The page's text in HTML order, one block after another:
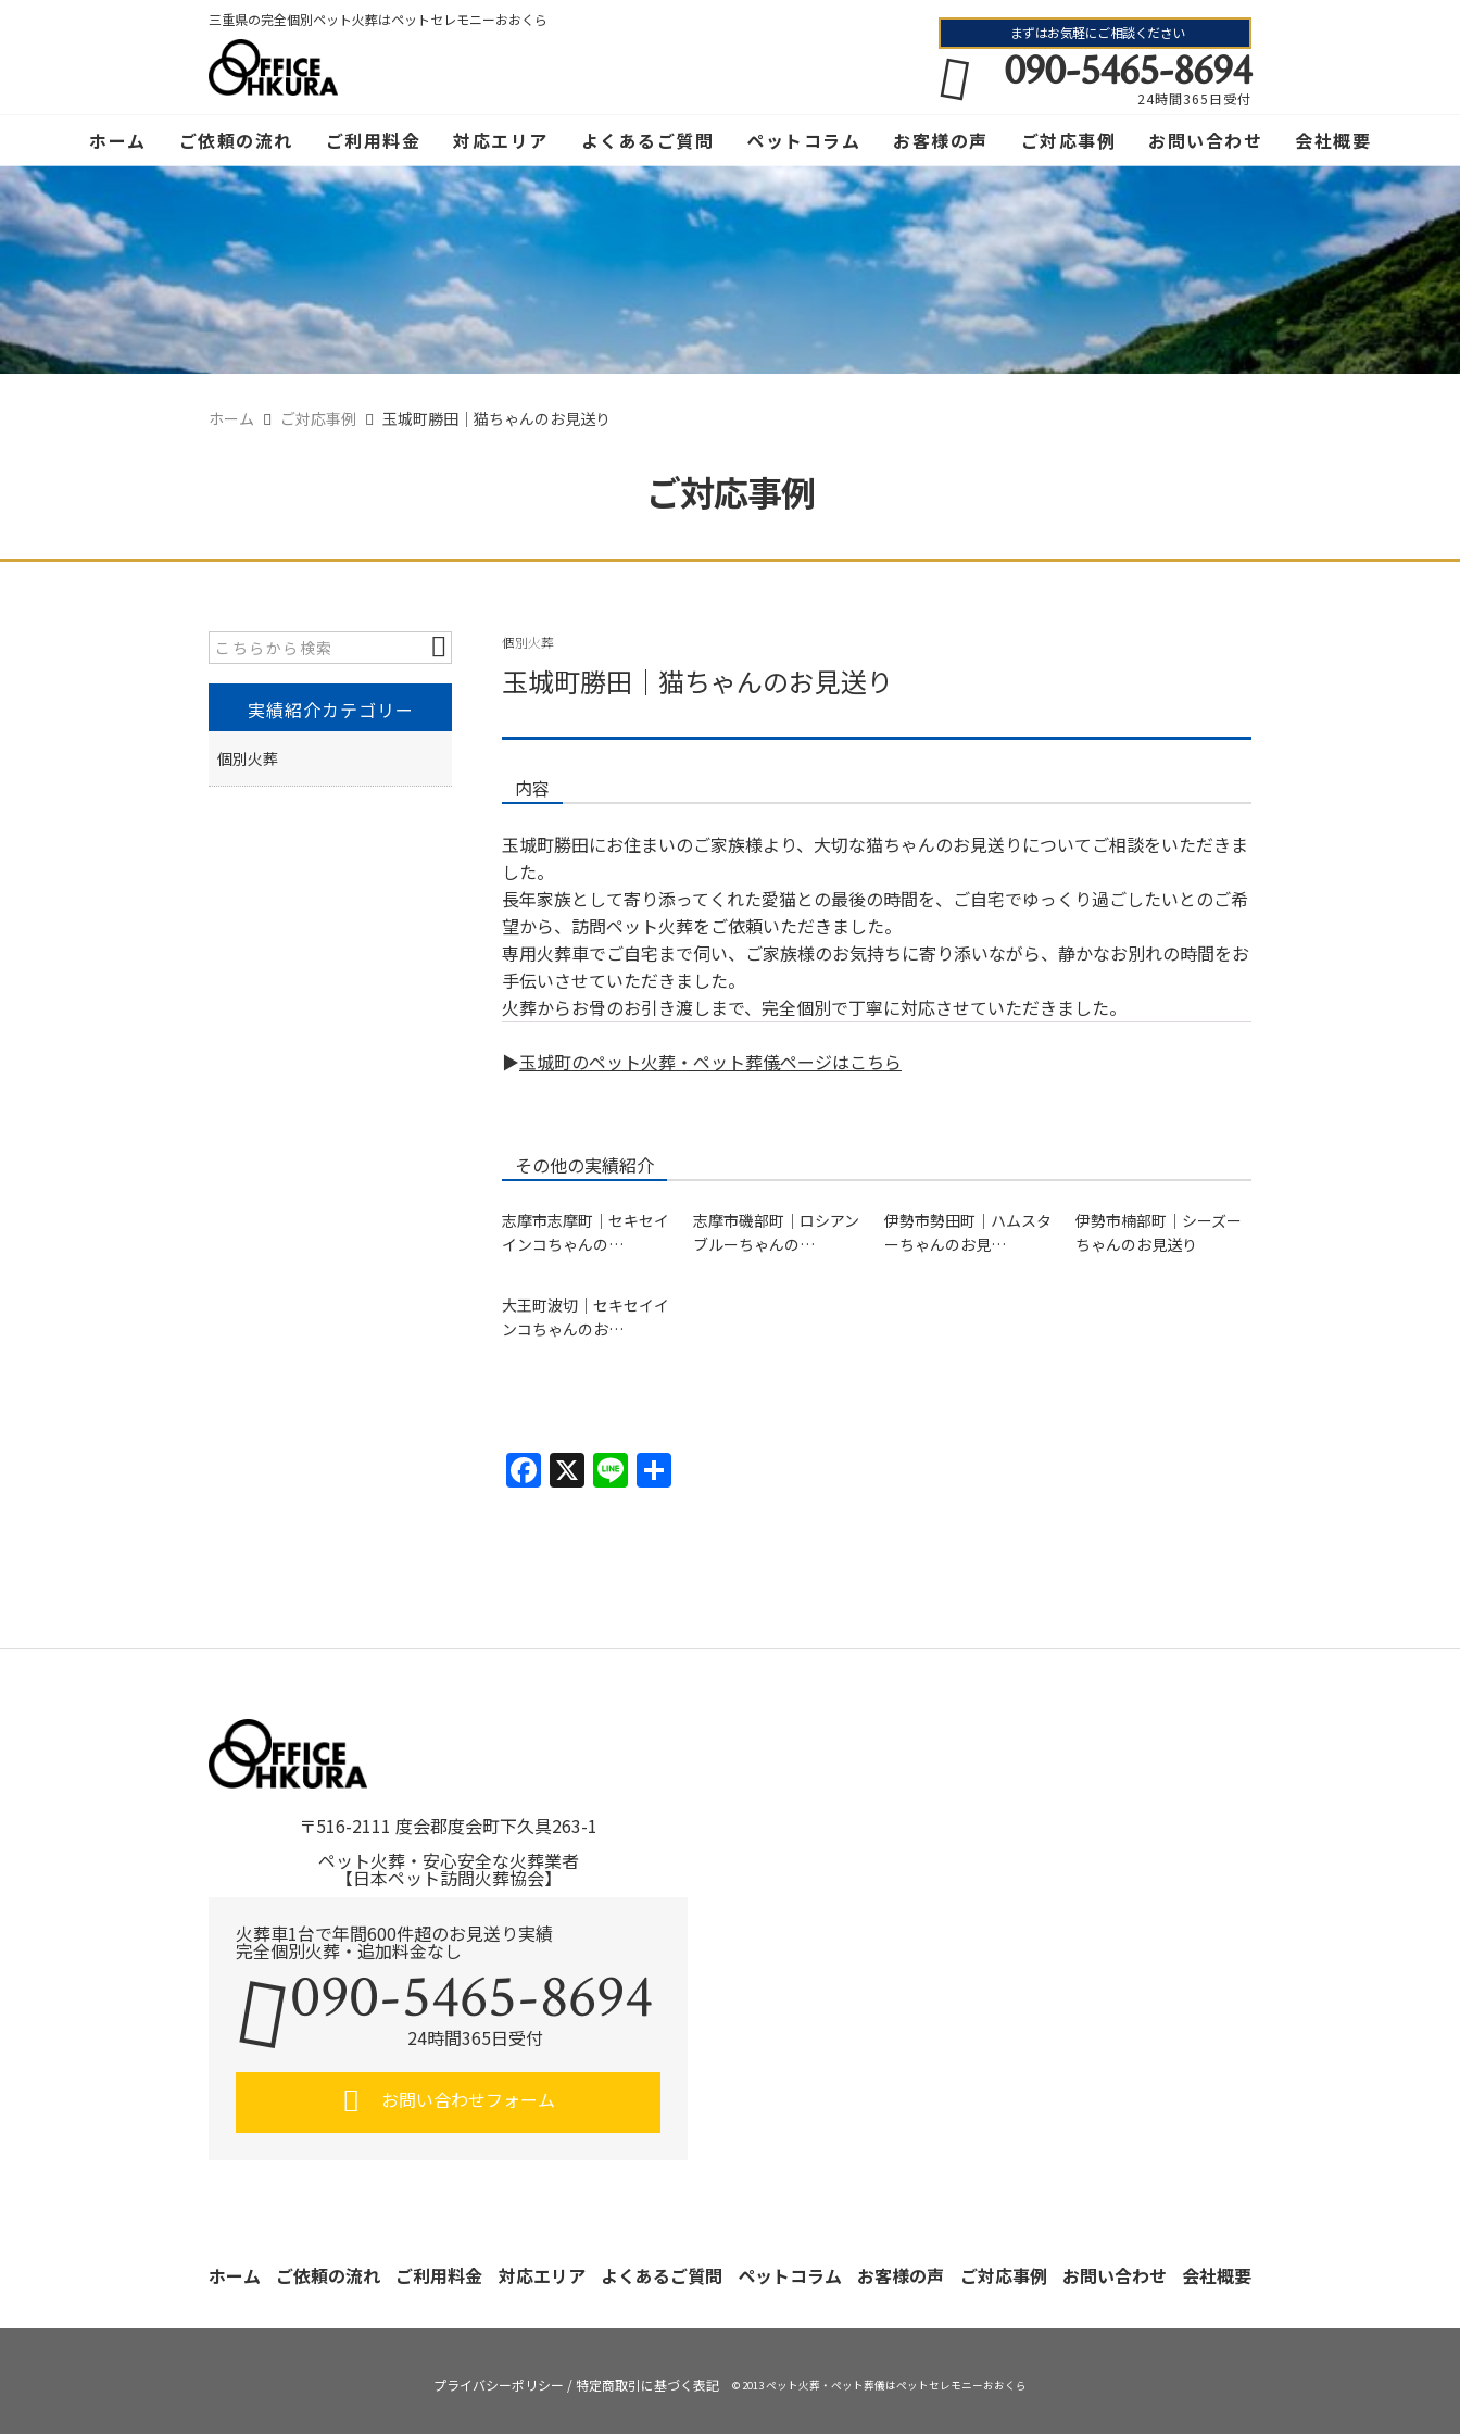
三重県の完全個別ペット火葬はペットセレモニーおおくら
まずはお気軽にご相談ください
090-5465-8694
24時間365日受付
ホーム ご依頼の流れ ご利用料金 対応エリア よくあるご質問 ペットコラム お客様の声 ご対応事例 お問い合わせ 会社概要
ホーム ご対応事例 玉城町勝田｜猫ちゃんのお見送り
ご対応事例
個別火葬
玉城町勝田｜猫ちゃんのお見送り
内容
玉城町勝田にお住まいのご家族様より、大切な猫ちゃんのお見送りについてご相談をいただきま
した。
長年家族として寄り添ってくれた愛猫との最後の時間を、ご自宅でゆっくり過ごしたいとのご希
望から、訪問ペット火葬をご依頼いただきました。
専用火葬車でご自宅まで伺い、ご家族様のお気持ちに寄り添いながら、静かなお別れの時間をお
手伝いさせていただきました。
火葬からお骨のお引き渡しまで、完全個別で丁寧に対応させていただきました。
▶玉城町のペット火葬・ペット葬儀ページはこちら
その他の実績紹介
志摩市志摩町｜セキセイ
インコちゃんの…
志摩市磯部町｜ロシアン
ブルーちゃんの…
伊勢市勢田町｜ハムスタ
ーちゃんのお見…
伊勢市楠部町｜シーズー
ちゃんのお見送り
大王町波切｜セキセイイ
ンコちゃんのお…
F
o
X Li
実績紹介カテゴリー
個別火葬
〒516-2111 度会郡度会町下久具263-1
ペット火葬・安心安全な火葬業者
【日本ペット訪問火葬協会】
火葬車1台で年間600件超のお見送り実績
完全個別火葬・追加料金なし
090-5465-8694
24時間365日受付
お問い合わせフォーム
ホーム ご依頼の流れ ご利用料金 対応エリア よくあるご質問 ペットコラム お客様の声 ご対応事例 お問い合わせ 会社概要
プライバシーポリシー /特定商取引に基づく表記 © 2013 ペット火葬・ペット葬儀はペットセレモニーおおくら